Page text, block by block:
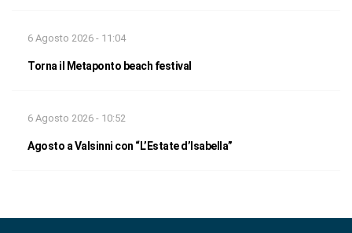
6 Agosto 2026 - 11:04
Torna il Metaponto beach festival
6 Agosto 2026 - 10:52
Agosto a Valsinni con “L’Estate d’Isabella”